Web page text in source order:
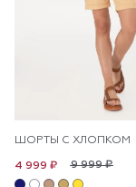
ШОРТЫ С ХЛОПКОМ
9 999 ₽
4 999 ₽